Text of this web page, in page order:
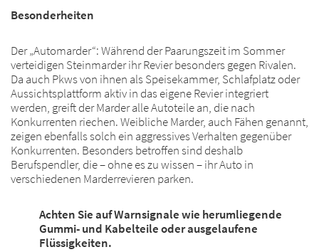
Besonderheiten
Der „Automarder“: Während der Paarungszeit im Sommer
verteidigen Steinmarder ihr Revier besonders gegen Rivalen.
Da auch Pkws von ihnen als Speisekammer, Schlafplatz oder
Aussichtsplattform aktiv in das eigene Revier integriert
werden, greift der Marder alle Autoteile an, die nach
Konkurrenten riechen. Weibliche Marder, auch Fähen genannt,
zeigen ebenfalls solch ein aggressives Verhalten gegenüber
Konkurrenten. Besonders betroffen sind deshalb
Berufspendler, die – ohne es zu wissen – ihr Auto in
verschiedenen Marderrevieren parken.
Achten Sie auf Warnsignale wie herumliegende
Gummi- und Kabelteile oder ausgelaufene
Flüssigkeiten.